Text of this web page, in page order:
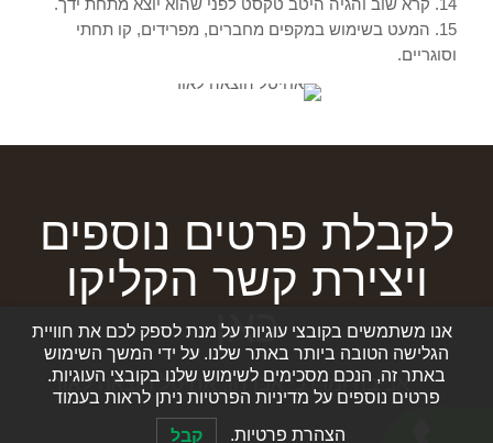
14. קרא שוב והגיה היטב טקסט לפני שהוא יוצא מתחת ידך.
15. המעט בשימוש במקפים מחברים, מפרידים, קו תחתי
וסוגריים.
לקבלת פרטים נוספים
ויצירת קשר הקליקו
כאן
אביבה ומרדכי אבן חן, אחיטל הוצאה לאור
אנו משתמשים בקובצי עוגיות על מנת לספק לכם את חוויית
הגלישה הטובה ביותר באתר שלנו. על ידי המשך השימוש
באתר זה, הנכם מסכימים לשימוש שלנו בקובצי העוגיות.
פרטים נוספים על מדיניות הפרטיות ניתן לראות בעמוד
הצהרת פרטיות. קבל